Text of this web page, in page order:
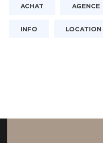
ACHAT AGENCE
INFO LOCATION